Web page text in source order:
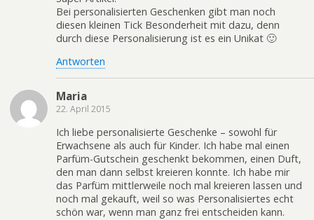
Bei personalisierten Geschenken gibt man noch
diesen kleinen Tick Besonderheit mit dazu, denn
durch diese Personalisierung ist es ein Unikat 🙂
Antworten
Maria
22. April 2015
Ich liebe personalisierte Geschenke – sowohl für
Erwachsene als auch für Kinder. Ich habe mal einen
Parfüm-Gutschein geschenkt bekommen, einen Duft,
den man dann selbst kreieren konnte. Ich habe mir
das Parfüm mittlerweile noch mal kreieren lassen und
noch mal gekauft, weil so was Personalisiertes echt
schön war, wenn man ganz frei entscheiden kann.